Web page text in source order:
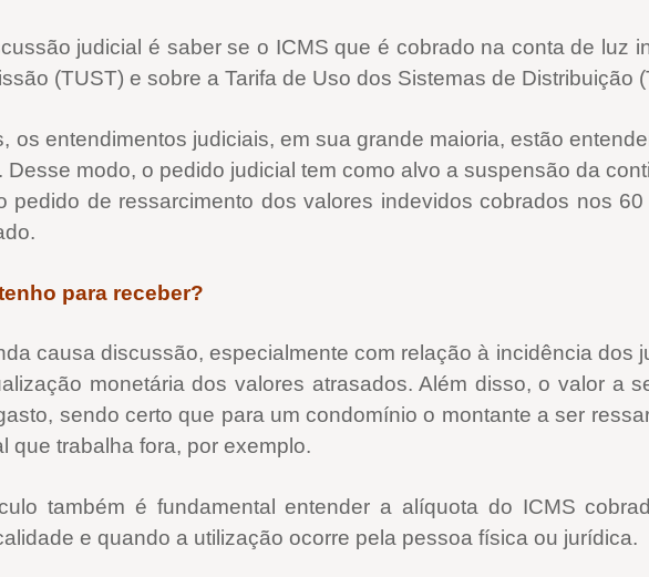
judicial é saber se o ICMS que é cobrado na conta de luz
(TUST) e sobre a Tarifa de Uso dos Sistemas de Distribuição
os entendimentos judiciais, em sua grande maioria, estão
Desse modo, o pedido judicial tem como alvo a suspensão da
pedido de ressarcimento dos valores indevidos cobrados nos
para receber?
causa discussão, especialmente com relação à incidência dos
monetária dos valores atrasados. Além disso, o valor a
sendo certo que para um condomínio o montante a ser
que trabalha fora, por exemplo.
também é fundamental entender a alíquota do ICMS
e quando a utilização ocorre pela pessoa física ou jurídica.